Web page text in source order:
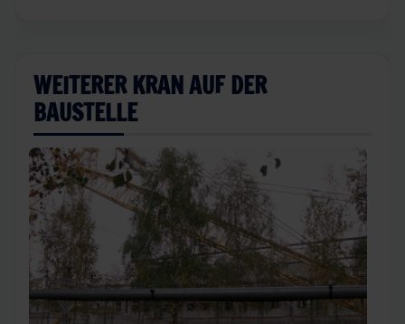
WEITERER KRAN AUF DER
BAUSTELLE